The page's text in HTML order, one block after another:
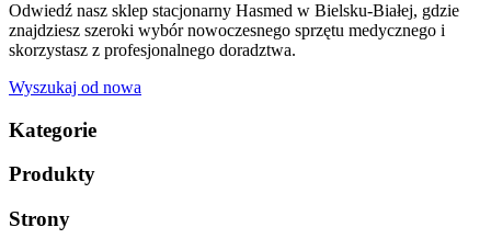
Odwiedź nasz sklep stacjonarny Hasmed w Bielsku-Białej, gdzie
znajdziesz szeroki wybór nowoczesnego sprzętu medycznego i
skorzystasz z profesjonalnego doradztwa.
Wyszukaj od nowa
Kategorie
Produkty
Strony